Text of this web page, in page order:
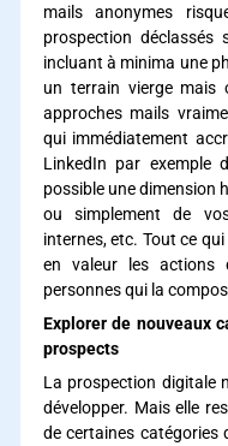
mails anonymes
prospection déclassés
incluant à minima une
un terrain vierge
approches mails
qui immédiatement
LinkedIn par exemple
possible une dimension
ou simplement de
internes, etc. Tout ce
en valeur les actions
personnes qui la
Explorer de nouveaux
prospects
La prospection digitale
développer. Mais elle
de certaines catégories